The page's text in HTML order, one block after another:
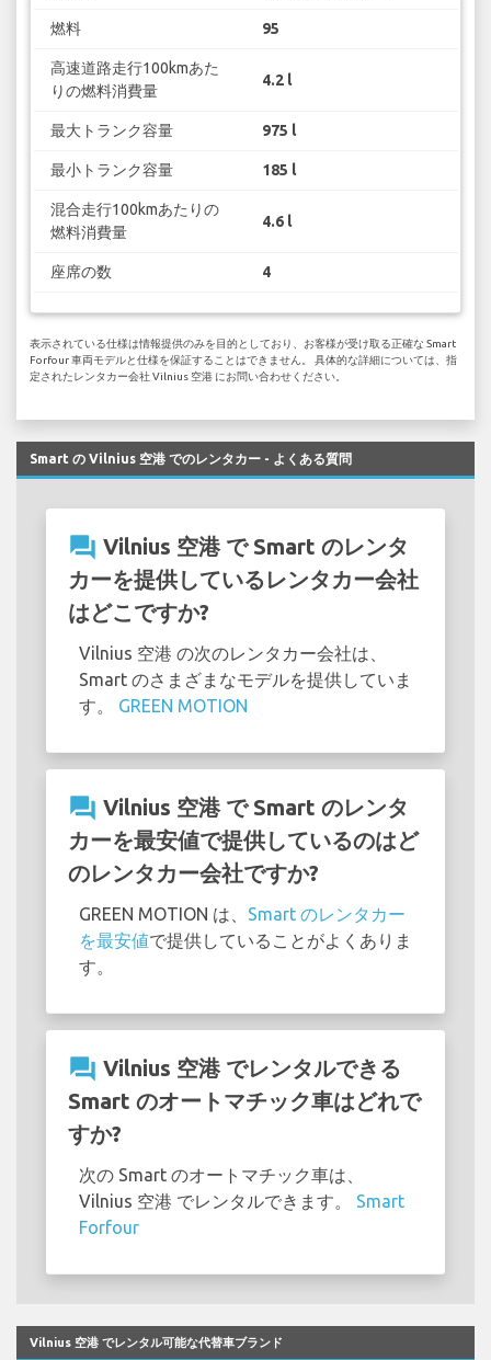
燃料 95
高速道路走行100kmあた
りの燃料消費量
4.2 l
最大トランク容量 975 l
最小トランク容量 185 l
混合走行100kmあたりの
燃料消費量
4.6 l
座席の数 4
表示されている仕様は情報提供のみを目的としており、お客様が受け取る正確な Smart
Forfour 車両モデルと仕様を保証することはできません。 具体的な詳細については、指
定されたレンタカー会社 Vilnius 空港 にお問い合わせください。
Smart の Vilnius 空港 でのレンタカー - よくある質問
question_answer Vilnius 空港 で Smart のレンタ
カーを提供しているレンタカー会社
はどこですか?
Vilnius 空港 の次のレンタカー会社は、
Smart のさまざまなモデルを提供していま
す。 GREEN MOTION
question_answer Vilnius 空港 で Smart のレンタ
カーを最安値で提供しているのはど
のレンタカー会社ですか?
GREEN MOTION は、 Smart のレンタカー
を最安値で提供していることがよくありま
す。
question_answer Vilnius 空港 でレンタルできる
Smart のオートマチック車はどれで
すか?
次の Smart のオートマチック車は、
Vilnius 空港 でレンタルできます。 Smart
Forfour
Vilnius 空港 でレンタル可能な代替車ブランド